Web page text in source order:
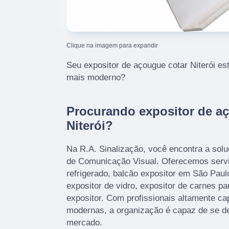
Clique na imagem para expandir
Seu expositor de açougue cotar Niterói
mais moderno?
Procurando expositor de
Niterói?
Na R.A. Sinalização, você encontra a
de Comunicação Visual. Oferecemos
refrigerado, balcão expositor em São
expositor de vidro, expositor de carnes
expositor. Com profissionais altamente
modernas, a organização é capaz de se
mercado.